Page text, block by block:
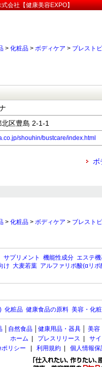
会社【健康美容EXPO】
> 化粧品 > ボディケア > ブレスト
区豊島 2-1-1
shouhin/bustcare/index.html
ボ
> 化粧品 > ボディケア > ブレスト
サプリメント 機能性成分 エステ
け 大麦若葉 アルファリポ酸(αリポ
化粧品 健康食品の原料 美容・化
自然食品 健康用品・器具 美容
ホーム
プレスリリース
サ
リシー
利用規約 個人情報